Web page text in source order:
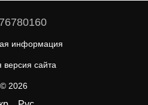
информация
версия сайта
© 2026